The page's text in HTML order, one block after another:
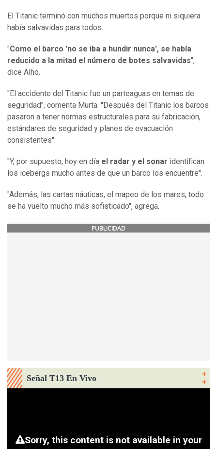
El Titanic terminó con muchos muertos porque ni siquiera
había salvavidas para todos.
"Como el barco 'no se iba a hundir nunca', se había
reducido a la mitad el número de botes salvavidas",
dice Alho.
"El accidente del Titanic fue un parteaguas en temas de
seguridad", comenta Murta. "Después del Titanic los barcos
pasaron a tener normas estructurales para su fabricación,
estándares de seguridad y planes de evacuación
consistentes".
"Y, por supuesto, hoy en día el radar y el sonar identifican
los icebergs mucho antes de que un barco los encuentre".
"Además, las cartas náuticas, el mapeo de los mares, todo
se ha vuelto mucho más sofisticado", agrega.
PUBLICIDAD
Señal T13 En Vivo